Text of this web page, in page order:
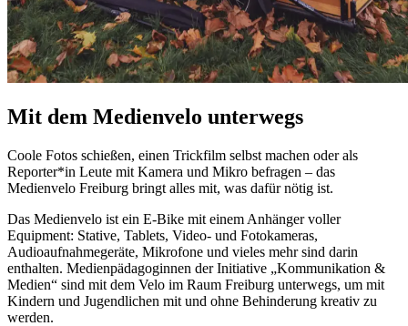
Mit dem Medienvelo unterwegs
Coole Fotos schießen, einen Trickfilm selbst machen oder als
Reporter*in Leute mit Kamera und Mikro befragen – das
Medienvelo Freiburg bringt alles mit, was dafür nötig ist.
Das Medienvelo ist ein E-Bike mit einem Anhänger voller
Equipment: Stative, Tablets, Video- und Fotokameras,
Audioaufnahmegeräte, Mikrofone und vieles mehr sind darin
enthalten. Medienpädagoginnen der Initiative „Kommunikation &
Medien“ sind mit dem Velo im Raum Freiburg unterwegs, um mit
Kindern und Jugendlichen mit und ohne Behinderung kreativ zu
werden.